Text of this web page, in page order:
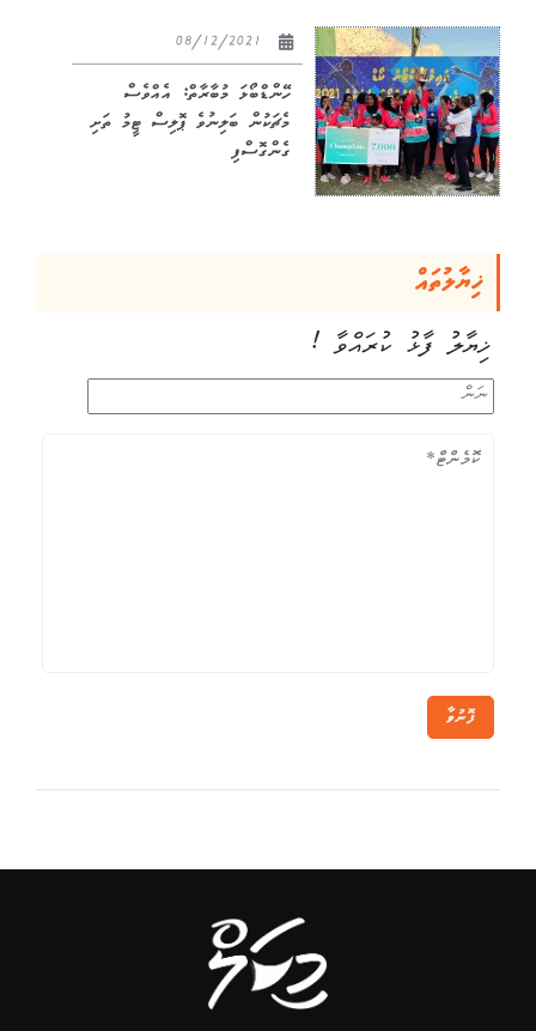
ހޭންޑްބޯޅަ މުބާރާތް: އެއްވެސް
މެޗަކުން ބަލިނުވެ ޕޮލިސް ޓީމު ތަށި
ގެންގޮސްފި
ޚިޔާލުތައް
ޚިޔާލު ފާޅު ކުރައްވާ !
ފޮނުވާ